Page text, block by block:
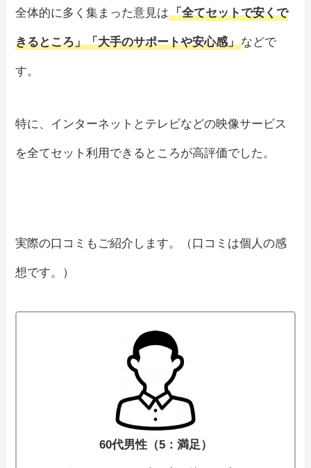
全体的に多く集まった意見は「全てセットで安くで
きるところ」「大手のサポートや安心感」などで
す。
特に、インターネットとテレビなどの映像サービス
を全てセット利用できるところが高評価でした。
実際の口コミもご紹介します。（口コミは個人の感
想です。）
60代男性（5：満足）